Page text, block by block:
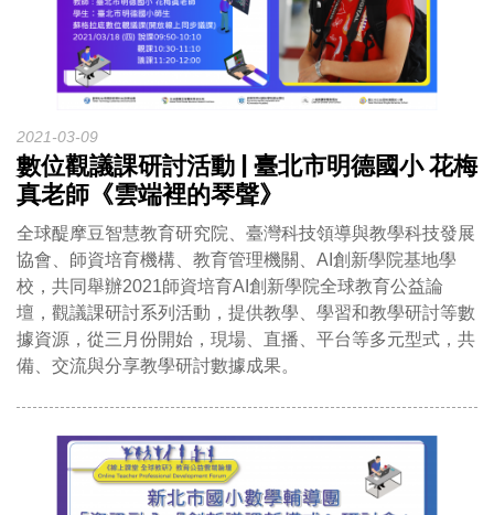
2021-03-09
數位觀議課研討活動 | 臺北市明德國小 花梅
真老師《雲端裡的琴聲》
全球醍摩豆智慧教育研究院、臺灣科技領導與教學科技發展
協會、師資培育機構、教育管理機關、AI創新學院基地學
校，共同舉辦2021師資培育AI創新學院全球教育公益論
壇，觀議課研討系列活動，提供教學、學習和教學研討等數
據資源，從三月份開始，現場、直播、平台等多元型式，共
備、交流與分享教學研討數據成果。